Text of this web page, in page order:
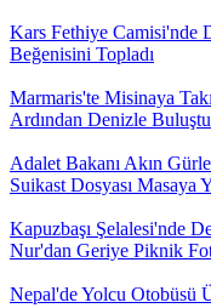
Kars Fethiye Camisi'nde
Beğenisini Topladı
Marmaris'te Misinaya
Ardından Denizle Buluştu
Adalet Bakanı Akın
Suikast Dosyası Masaya
Kapuzbaşı Şelalesi'nde
Nur'dan Geriye Piknik
Nepal'de Yolcu Otobüsü